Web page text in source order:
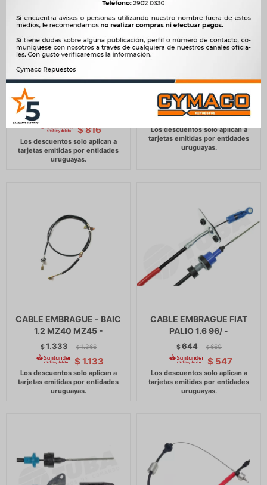
CABLE EMBRAGUE ZOTYE
CABLE EMBRAGUE ZOTYE
$816
$448 $ 459
$381
CABLE EMBRAGUE - BAIC
1.2 MZ40 MZ45 -
$1.333 $ 1.366
$ 1.133
CABLE EMBRAGUE FIAT
PALIO 1.6 96/ -
$644 $ 660
$ 547